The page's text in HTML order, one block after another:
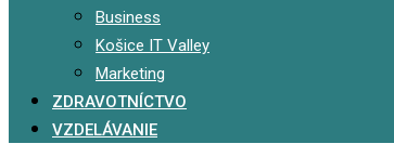
Business
Košice IT Valley
Marketing
ZDRAVOTNÍCTVO
VZDELÁVANIE